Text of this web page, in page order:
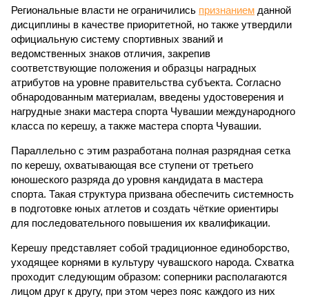
Региональные власти не ограничились признанием данной
дисциплины в качестве приоритетной, но также утвердили
официальную систему спортивных званий и
ведомственных знаков отличия, закрепив
соответствующие положения и образцы наградных
атрибутов на уровне правительства субъекта. Согласно
обнародованным материалам, введены удостоверения и
нагрудные знаки мастера спорта Чувашии международного
класса по керешу, а также мастера спорта Чувашии.
Параллельно с этим разработана полная разрядная сетка
по керешу, охватывающая все ступени от третьего
юношеского разряда до уровня кандидата в мастера
спорта. Такая структура призвана обеспечить системность
в подготовке юных атлетов и создать чёткие ориентиры
для последовательного повышения их квалификации.
Керешу представляет собой традиционное единоборство,
уходящее корнями в культуру чувашского народа. Схватка
проходит следующим образом: соперники располагаются
лицом друг к другу, при этом через пояс каждого из них